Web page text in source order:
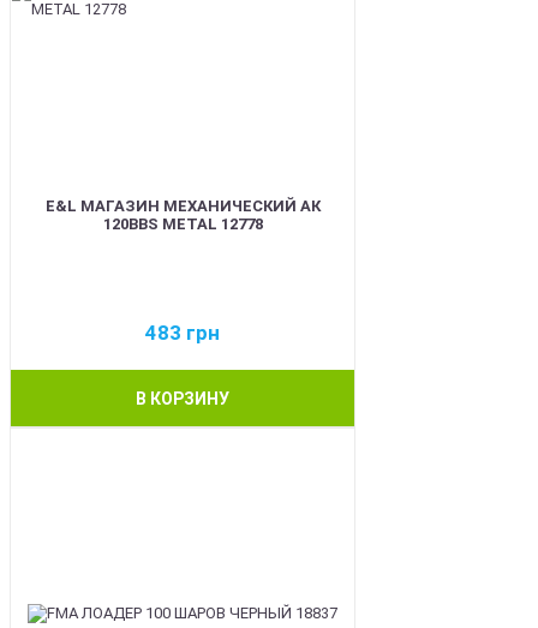
E&L МАГАЗИН МЕХАНИЧЕСКИЙ АК
120BBS METAL 12778
483 грн
В КОРЗИНУ